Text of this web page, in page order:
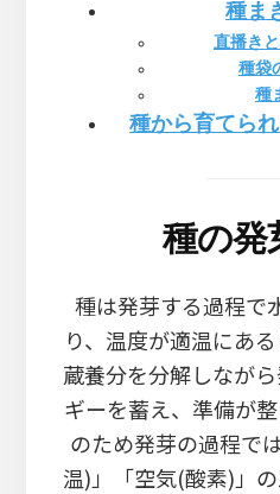
種ま
直播き
種袋
種
種から育てら
種の発
種は発芽する過程で
り、温度が適温にあ
蔵養分を分解しなが
ギーを蓄え、準備が
のため発芽の過程で
温)」「空気(酸素)」